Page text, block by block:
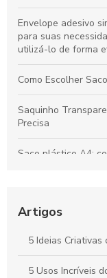
Envelope adesivo
para suas
utilizá-lo de forma
Como Escolher
Saquinho
Precisa
Saco plástico A4:
corretamente
Vantagens e
Artigos
5 Ideias Criativas
5 Usos Incríveis